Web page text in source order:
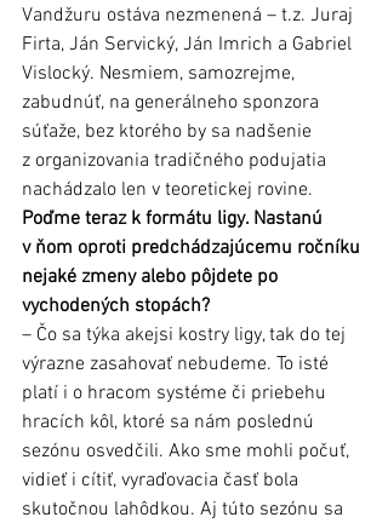
Vandžuru ostáva nezmenená – t.z. Juraj
Firta, Ján Servický, Ján Imrich a Gabriel
Vislocký. Nesmiem, samozrejme,
zabudnúť, na generálneho sponzora
súťaže, bez ktorého by sa nadšenie
z organizovania tradičného podujatia
nachádzalo len v teoretickej rovine.
Poďme teraz k formátu ligy. Nastanú
v ňom oproti predchádzajúcemu ročníku
nejaké zmeny alebo pôjdete po
vychodených stopách?
– Čo sa týka akejsi kostry ligy, tak do tej
výrazne zasahovať nebudeme. To isté
platí i o hracom systéme či priebehu
hracích kôl, ktoré sa nám poslednú
sezónu osvedčili. Ako sme mohli počuť,
vidieť i cítiť, vyraďovacia časť bola
skutočnou lahôdkou. Aj túto sezónu sa